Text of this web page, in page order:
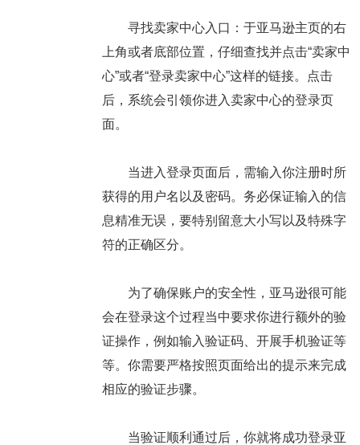
寻找卖家中心入口：于亚马逊主页的右
上角或者底部位置，仔细查找并点击“卖家中
心”或者“登录卖家中心”这样的链接。点击
后，系统会引领你进入卖家中心的登录页
面。
当进入登录页面后，需输入你注册时所
获得的用户名以及密码。务必保证输入的信
息精准无误，要特别留意大小写以及特殊字
符的正确区分。
为了确保账户的安全性，亚马逊很可能
会在登录这个过程当中要求你进行额外的验
证操作，例如输入验证码、开展手机验证等
等。你需要严格按照页面给出的提示来完成
相应的验证步骤。
当验证顺利通过后，你就将成功登录亚